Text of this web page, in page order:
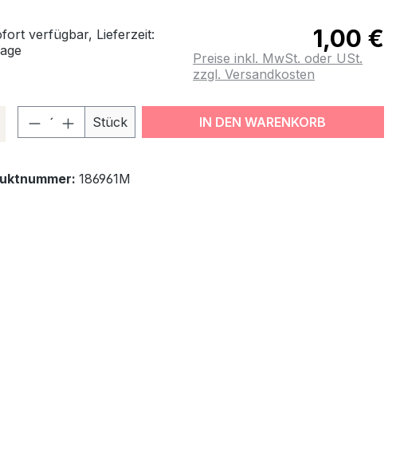
verfügbar, Lieferzeit:
1,00 €
Preise inkl. MwSt. oder USt.
zzgl. Versandkosten
Produkt Anzahl: Gib den gewünschten
Stück IN DEN WARENKORB
186961M